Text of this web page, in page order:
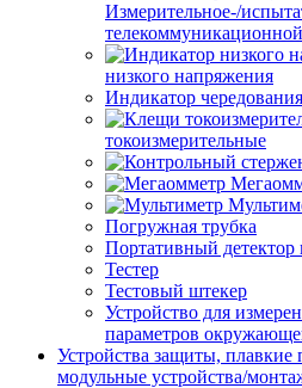
Измерительное-/
низкого напряжения
Индикатор
токоизмерительные
Погружная трубка
Портативный детектор
Тестер
Тестовый штекер
Устройство для
параметров
Устройства защиты, плавкие
модульные устройства/